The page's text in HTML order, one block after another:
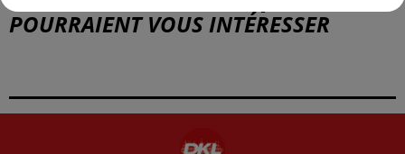
POURRAIENT VOUS INTÉRESSER